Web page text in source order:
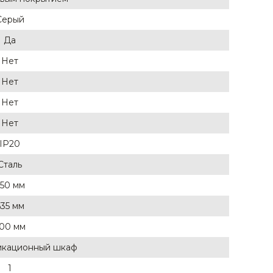
Да
Нет
Нет
Нет
Нет
IP20
мм
мм
мм
шкаф
1